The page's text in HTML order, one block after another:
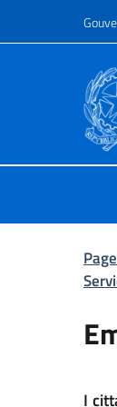
Site
I